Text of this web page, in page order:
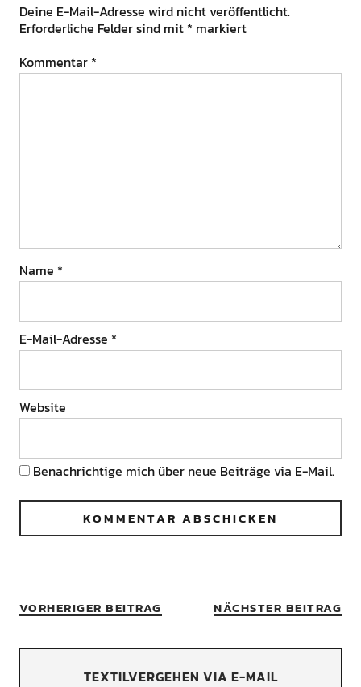
Deine E-Mail-Adresse wird nicht veröffentlicht.
Erforderliche Felder sind mit * markiert
Kommentar *
Name *
E-Mail-Adresse *
Website
Benachrichtige mich über neue Beiträge via E-Mail.
VORHERIGER BEITRAG NÄCHSTER BEITRAG
TEXTILVERGEHEN VIA E-MAIL